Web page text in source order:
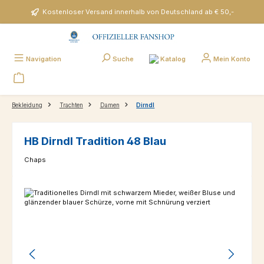
Zum Hauptinhalt springenKostenloser Versand innerhalb von Deutschland ab € 50,-
Navigation Suche Katalog Mein Konto
Bekleidung Trachten Damen Dirndl
HB Dirndl Tradition 48 Blau
Chaps
Bildergalerie überspringen